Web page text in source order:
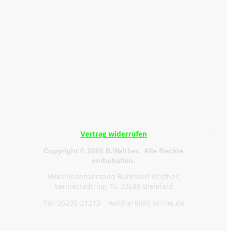
Vertrag widerrufen
Copyright © 2026 B.Walther. Alle Rechte
vorbehalten.
Modellbahnversand Burkhard Walther,
Sennestadtring 15, 33689 Bielefeld
Tel. 05205-21213 waltherbi@t-online.de